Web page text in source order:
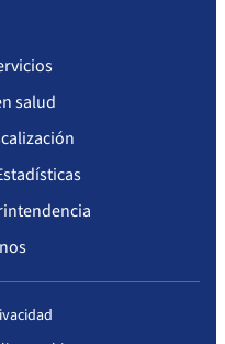
de Isapres
salud